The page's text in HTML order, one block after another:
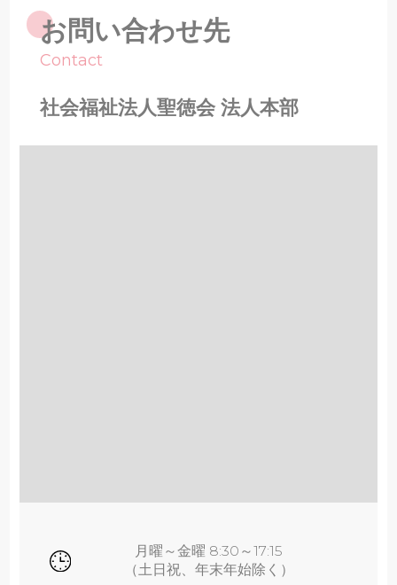
お問い合わせ先
Contact
社会福祉法人聖徳会 法人本部
月曜～金曜 8:30～17:15
（土日祝、年末年始除く）